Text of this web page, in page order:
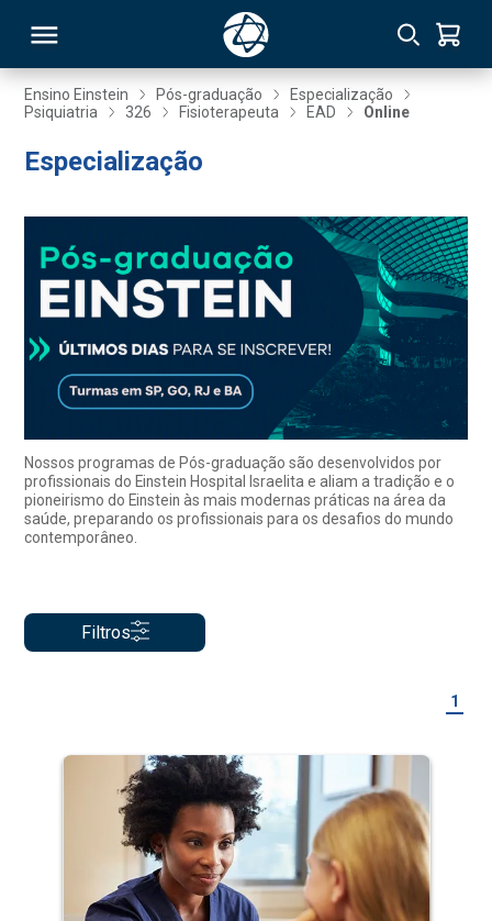
Ensino Einstein Pós-graduação
Especialização
Psiquiatria
326 Fisioterapeuta EAD Online
Especialização
Nossos programas de Pós-graduação são desenvolvidos por
profissionais do Einstein Hospital Israelita e aliam a tradição e o
pioneirismo do Einstein às mais modernas práticas na área da
saúde, preparando os profissionais para os desafios do mundo
contemporâneo.
Filtros
1